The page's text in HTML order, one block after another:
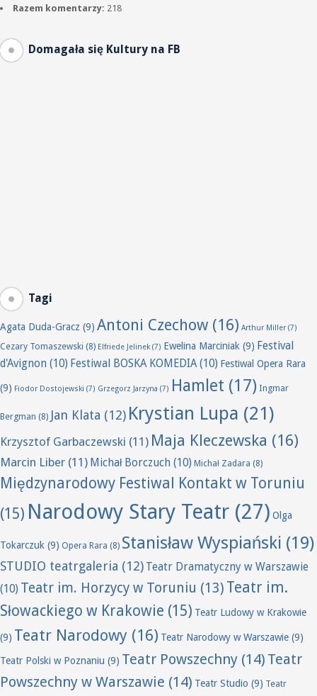
Razem komentarzy: 218
Domagała się Kultury na FB
Tagi
Agata Duda-Gracz (9) Antoni Czechow (16) Arthur Miller (7)
Cezary Tomaszewski (8) Elfriede Jelinek(7) Ewelina Marciniak (9) Festival
d'Avignon (10) Festiwal BOSKA KOMEDIA(10) Festiwal Opera Rara
(9) Fiodor Dostojewski (7) Grzegorz Jarzyna (7) Hamlet (17) Ingmar
Bergman (8) Jan Klata (12) Krystian Lupa (21)
Krzysztof Garbaczewski (11) Maja Kleczewska (16)
Marcin Liber (11) Michał Borczuch (10) Michał Zadara (8)
Międzynarodowy Festiwal Kontakt w Toruniu
(15) Narodowy Stary Teatr (27) Olga
Tokarczuk (9) Opera Rara (8) Stanisław Wyspiański (19)
STUDIO teatrgaleria (12) Teatr Dramatyczny w Warszawie
(10) Teatr im. Horzycy w Toruniu (13) Teatr im.
Słowackiego w Krakowie (15) Teatr Ludowy w Krakowie
(9) Teatr Narodowy (16) Teatr Narodowy w Warszawie (9)
Teatr Polski w Poznaniu (9) Teatr Powszechny (14) Teatr
Powszechny w Warszawie (14) Teatr Studio (9) Teatr